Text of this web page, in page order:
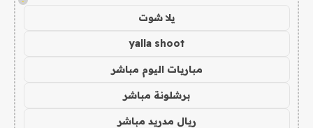
يلا شوت
yalla shoot
مباريات اليوم مباشر
برشلونة مباشر
ريال مدريد مباشر